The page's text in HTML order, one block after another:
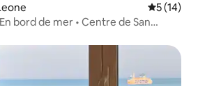
Note
5 (14)
bord de mer • Centre de San